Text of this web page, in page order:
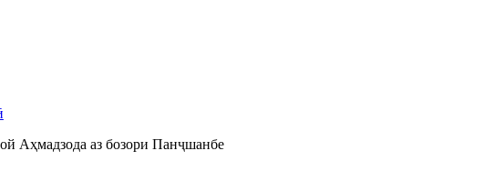
Аҳмадзода аз бозори Панҷшанбе